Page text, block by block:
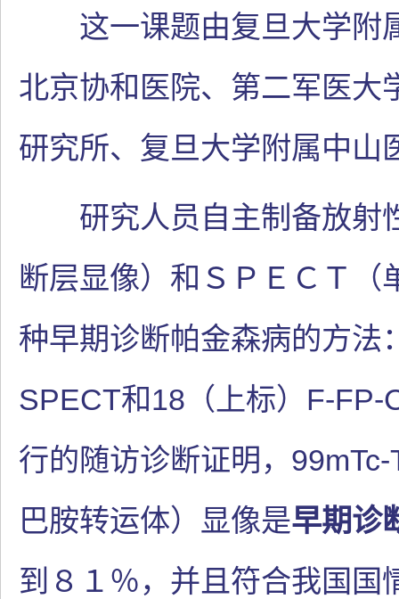
这一课题由复旦大学附
北京协和医院、第二军医大
研究所、复旦大学附属中山
研究人员自主制备放射
断层显像）和ＳＰＥＣＴ
种早期诊断帕金森病的方法
SPECT和18（上标）F-FP-
行的随访诊断证明，
巴胺转运体）显像是早期诊
到８１％，并且符合我国国